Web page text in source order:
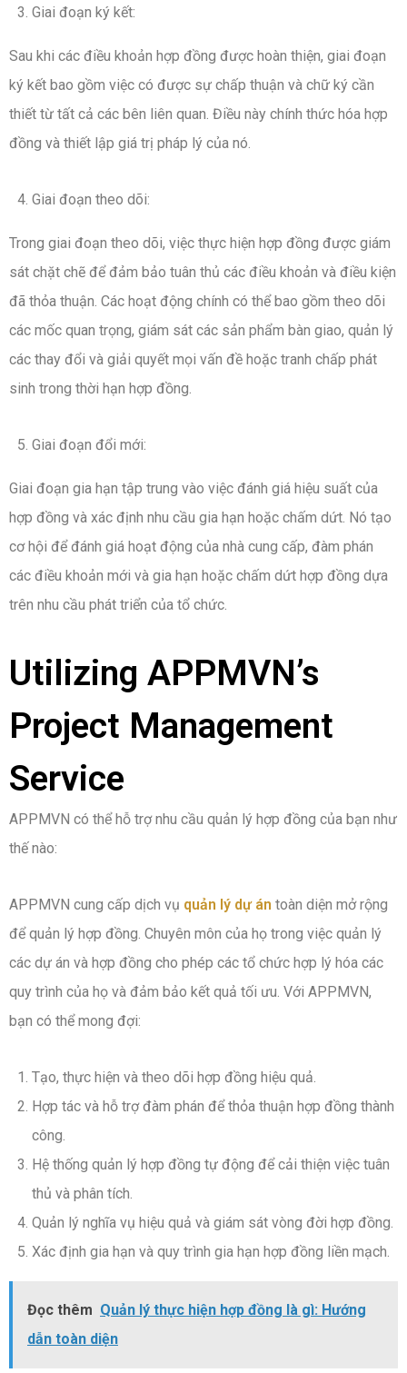
Giai đoạn ký kết:
Sau khi các điều khoản hợp đồng được hoàn thiện, giai đoạn
ký kết bao gồm việc có được sự chấp thuận và chữ ký cần
thiết từ tất cả các bên liên quan. Điều này chính thức hóa hợp
đồng và thiết lập giá trị pháp lý của nó.
Giai đoạn theo dõi:
Trong giai đoạn theo dõi, việc thực hiện hợp đồng được giám
sát chặt chẽ để đảm bảo tuân thủ các điều khoản và điều kiện
đã thỏa thuận. Các hoạt động chính có thể bao gồm theo dõi
các mốc quan trọng, giám sát các sản phẩm bàn giao, quản lý
các thay đổi và giải quyết mọi vấn đề hoặc tranh chấp phát
sinh trong thời hạn hợp đồng.
Giai đoạn đổi mới:
Giai đoạn gia hạn tập trung vào việc đánh giá hiệu suất của
hợp đồng và xác định nhu cầu gia hạn hoặc chấm dứt. Nó tạo
cơ hội để đánh giá hoạt động của nhà cung cấp, đàm phán
các điều khoản mới và gia hạn hoặc chấm dứt hợp đồng dựa
trên nhu cầu phát triển của tổ chức.
Utilizing APPMVN’s
Project Management
Service
APPMVN có thể hỗ trợ nhu cầu quản lý hợp đồng của bạn như
thế nào:
APPMVN cung cấp dịch vụ quản lý dự án toàn diện mở rộng
để quản lý hợp đồng. Chuyên môn của họ trong việc quản lý
các dự án và hợp đồng cho phép các tổ chức hợp lý hóa các
quy trình của họ và đảm bảo kết quả tối ưu. Với APPMVN,
bạn có thể mong đợi:
Tạo, thực hiện và theo dõi hợp đồng hiệu quả.
Hợp tác và hỗ trợ đàm phán để thỏa thuận hợp đồng thành
công.
Hệ thống quản lý hợp đồng tự động để cải thiện việc tuân
thủ và phân tích.
Quản lý nghĩa vụ hiệu quả và giám sát vòng đời hợp đồng.
Xác định gia hạn và quy trình gia hạn hợp đồng liền mạch.
Đọc thêm Quản lý thực hiện hợp đồng là gì: Hướng
dẫn toàn diện